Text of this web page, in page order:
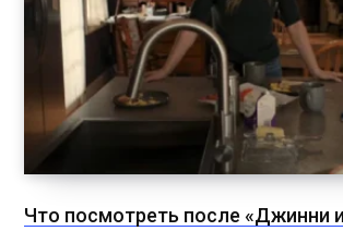
Что посмотреть после «Джинни и